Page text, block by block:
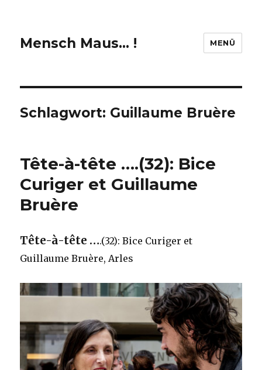
Mensch Maus… ! MENÜ
Schlagwort: Guillaume Bruère
Tête-à-tête ….(32): Bice
Curiger et Guillaume
Bruère
Tête-à-tête ….(32): Bice Curiger et
Guillaume Bruère, Arles